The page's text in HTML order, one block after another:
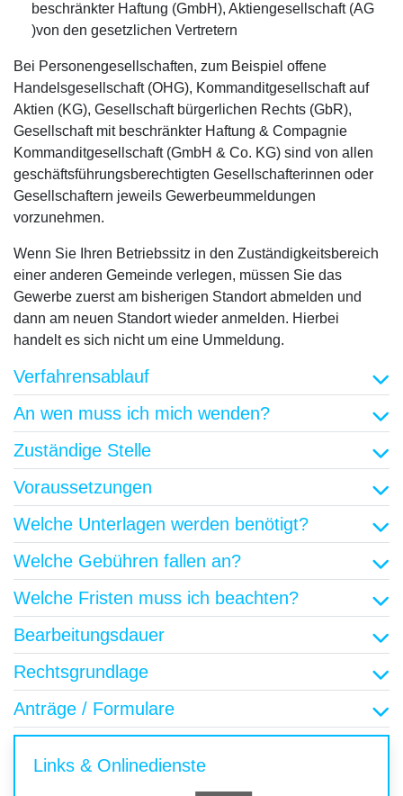
beschränkter Haftung (GmbH), Aktiengesellschaft (AG
)von den gesetzlichen Vertretern
Bei Personengesellschaften, zum Beispiel offene
Handelsgesellschaft (OHG), Kommanditgesellschaft auf
Aktien (KG), Gesellschaft bürgerlichen Rechts (GbR),
Gesellschaft mit beschränkter Haftung & Compagnie
Kommanditgesellschaft (GmbH & Co. KG) sind von allen
geschäftsführungsberechtigten Gesellschafterinnen oder
Gesellschaftern jeweils Gewerbeummeldungen
vorzunehmen.
Wenn Sie Ihren Betriebssitz in den Zuständigkeitsbereich
einer anderen Gemeinde verlegen, müssen Sie das
Gewerbe zuerst am bisherigen Standort abmelden und
dann am neuen Standort wieder anmelden. Hierbei
handelt es sich nicht um eine Ummeldung.
Verfahrensablauf
An wen muss ich mich wenden?
Zuständige Stelle
Voraussetzungen
Welche Unterlagen werden benötigt?
Welche Gebühren fallen an?
Welche Fristen muss ich beachten?
Bearbeitungsdauer
Rechtsgrundlage
Anträge / Formulare
Links & Onlinedienste